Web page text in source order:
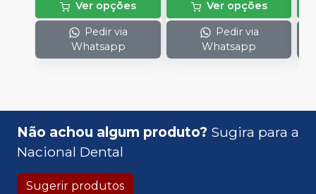
Ver opções
Pedir via
Whatsapp
Ver opções
Pedir via
Whatsapp
Não achou algum produto? Sugira para a
Nacional Dental
Sugerir produtos